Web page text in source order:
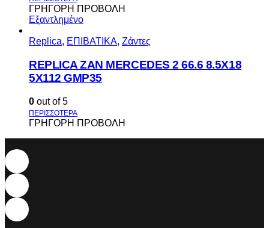
ΓΡΗΓΟΡΗ ΠΡΟΒΟΛΗ
Εξαντλημένο
Replica, ΕΠΙΒΑΤΙΚΑ, Ζάντες
REPLICA ZAN MERCEDES 2 66.6 8.5X18
5X112 GMP35
0 out of 5
ΓΡΗΓΟΡΗ ΠΡΟΒΟΛΗ